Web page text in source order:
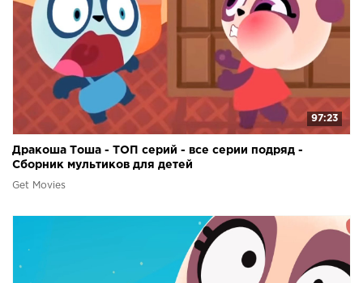
97:23
Дракоша Тоша - ТОП серий - все серии подряд -
Сборник мультиков для детей
Get Movies